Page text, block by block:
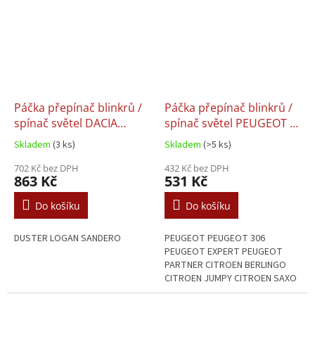
Páčka přepínač blinkrů /
spínač světel DACIA
DUSTER LOGAN
SANDERO - 8201167977
Skladem (3 ks)
702 Kč bez DPH
863 Kč
Do košíku
DUSTER LOGAN SANDERO
Páčka přepínač blinkrů /
spínač světel PEUGEOT -
625366 / 96236416ZL /
96238108ZL / 96247564ZL
Skladem (>5 ks)
432 Kč bez DPH
531 Kč
Do košíku
PEUGEOT PEUGEOT 306
PEUGEOT EXPERT PEUGEOT
PARTNER CITROEN BERLINGO
CITROEN JUMPY CITROEN SAXO
FIAT SCUDO